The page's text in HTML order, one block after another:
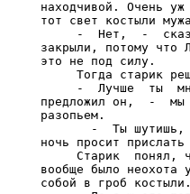
находчивой. Очень
тот свет костыли
-  Нет,  -
закрыли, потому что
это не под силу.
Тогда старик
-  Лучше  ты
предложил он,  -  мы
разопьем.
-  Ты шутишь,
ночь просит прислать
Старик  понял,
вообще было
собой в гроб костыли.